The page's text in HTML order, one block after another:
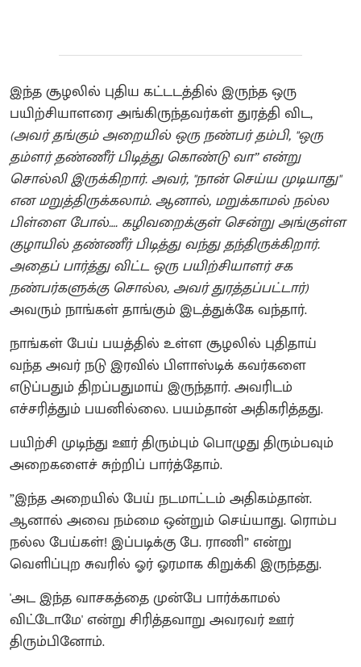
இந்த சூழலில் புதிய கட்டடத்தில் இருந்த ஒரு
பயிற்சியாளரை அங்கிருந்தவர்கள் துரத்தி விட,
(அவர் தங்கும் அறையில் ஒரு நண்பர் தம்பி, "ஒரு
தம்ளர் தண்ணீர் பிடித்து கொண்டு வா” என்று
சொல்லி இருக்கிறார். அவர், "நான் செய்ய முடியாது"
என மறுத்திருக்கலாம். ஆனால், மறுக்காமல் நல்ல
பிள்ளை போல்…. கழிவறைக்குள் சென்று அங்குள்ள
குழாயில் தண்ணீர் பிடித்து வந்து தந்திருக்கிறார்.
அதைப் பார்த்து விட்ட ஒரு பயிற்சியாளர் சக
நண்பர்களுக்கு சொல்ல, அவர் துரத்தப்பட்டார்)
அவரும் நாங்கள் தாங்கும் இடத்துக்கே வந்தார்.
நாங்கள் பேய் பயத்தில் உள்ள சூழலில் புதிதாய்
வந்த அவர் நடு இரவில் பிளாஸ்டிக் கவர்களை
எடுப்பதும் திறப்பதுமாய் இருந்தார். அவரிடம்
எச்சரித்தும் பயனில்லை. பயம்தான் அதிகரித்தது.
பயிற்சி முடிந்து ஊர் திரும்பும் பொழுது திரும்பவும்
அறைகளைச் சுற்றிப் பார்த்தோம்.
”இந்த அறையில் பேய் நடமாட்டம் அதிகம்தான்.
ஆனால் அவை நம்மை ஒன்றும் செய்யாது. ரொம்ப
நல்ல பேய்கள்! இப்படிக்கு பே. ராணி” என்று
வெளிப்புற சுவரில் ஓர் ஓரமாக கிறுக்கி இருந்தது.
'அட இந்த வாசகத்தை முன்பே பார்க்காமல்
விட்டோமே' என்று சிரித்தவாறு அவரவர் ஊர்
திரும்பினோம்.